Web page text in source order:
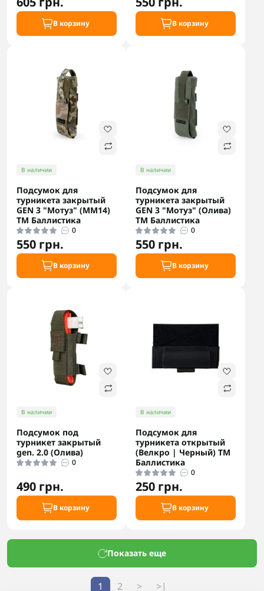
В корзину В корзину
В наличии
Подсумок для
турникета закрытый
GEN 3 "Мотуз" (ММ14)
ТМ Баллистика
0
550 грн.
В корзину
В наличии
Подсумок для
турникета закрытый
GEN 3 "Мотуз" (Олива)
ТМ Баллистика
0
550 грн.
В корзину
В наличии
Подсумок под
турникет закрытый
gen. 2.0 (Олива)
0
490 грн.
В корзину
В наличии
Подсумок для
турникета открытый
(Велкро | Черный) ТМ
Баллистика
0
250 грн.
В корзину
Показать еще
1 2 > >|